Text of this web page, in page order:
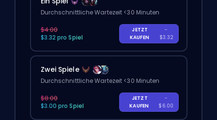
Durchschnittliche Wartezeit <30 Minuten
$4.00
$3.32 pro Spiel
JETZT
KAUFEN
-
$3.32
Zwei Spiele
Durchschnittliche Wartezeit <30 Minuten
$8.00
$3.00 pro Spiel
JETZT
KAUFEN
-
$6.00